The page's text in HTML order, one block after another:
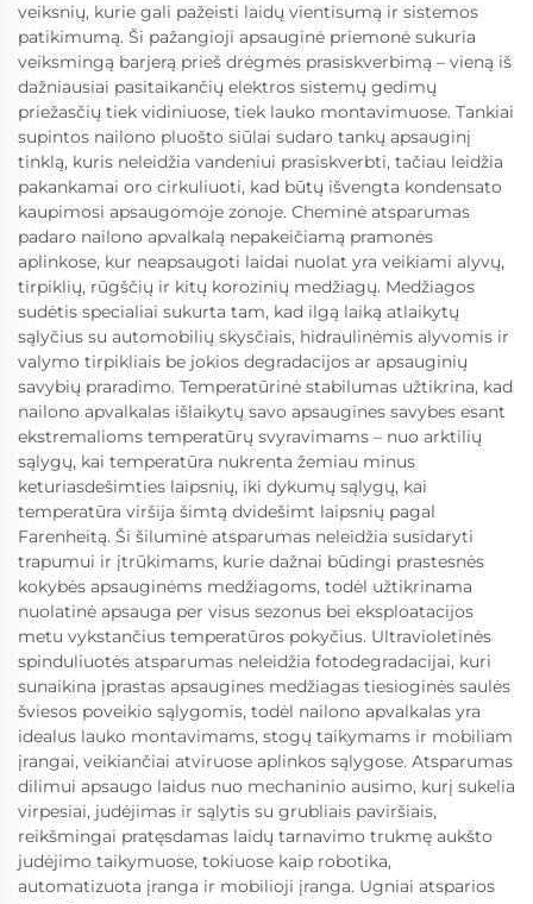
veiksnių, kurie gali pažeisti laidų vientisumą ir sistemos
patikimumą. Ši pažangioji apsauginė priemonė sukuria
veiksmingą barjerą prieš drėgmės prasiskverbimą – vieną iš
dažniausiai pasitaikančių elektros sistemų gedimų
priežasčių tiek vidiniuose, tiek lauko montavimuose. Tankiai
supintos nailono pluošto siūlai sudaro tankų apsauginį
tinklą, kuris neleidžia vandeniui prasiskverbti, tačiau leidžia
pakankamai oro cirkuliuoti, kad būtų išvengta kondensato
kaupimosi apsaugomoje zonoje. Cheminė atsparumas
padaro nailono apvalkalą nepakeičiamą pramonės
aplinkose, kur neapsaugoti laidai nuolat yra veikiami alyvų,
tirpiklių, rūgščių ir kitų korozinių medžiagų. Medžiagos
sudėtis specialiai sukurtа tam, kad ilgą laiką atlaikytų
sąlyčius su automobilių skysčiais, hidraulinėmis alyvomis ir
valymo tirpikliais be jokios degradacijos ar apsauginių
savybių praradimo. Temperatūrinė stabilumas užtikrina, kad
nailono apvalkalas išlaikytų savo apsaugines savybes esant
ekstremalioms temperatūrų svyravimams – nuo arktilių
sąlygų, kai temperatūra nukrenta žemiau minus
keturiasdešimties laipsnių, iki dykumų sąlygų, kai
temperatūra viršija šimtą dvidešimt laipsnių pagal
Farenheitą. Ši šiluminė atsparumas neleidžia susidaryti
trapumui ir įtrūkimams, kurie dažnai būdingi prastesnės
kokybės apsauginėms medžiagoms, todėl užtikrinama
nuolatinė apsauga per visus sezonus bei eksploatacijos
metu vykstančius temperatūros pokyčius. Ultravioletinės
spinduliuotės atsparumas neleidžia fotodegradacijai, kuri
sunaikina įprastas apsaugines medžiagas tiesioginės saulės
šviesos poveikio sąlygomis, todėl nailono apvalkalas yra
idealus lauko montavimams, stogų taikymams ir mobiliam
įrangai, veikiančiai atviruose aplinkos sąlygose. Atsparumas
dilimui apsaugo laidus nuo mechaninio ausimo, kurį sukelia
virpesiai, judėjimas ir sąlytis su grubliais paviršiais,
reikšmingai pratęsdamas laidų tarnavimo trukmę aukšto
judėjimo taikymuose, tokiuose kaip robotika,
automatizuota įranga ir mobilioji įranga. Ugniai atsparios